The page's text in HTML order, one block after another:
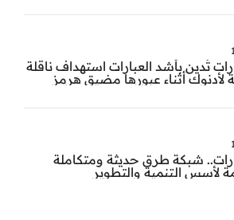
تُدين بأشد العبارات استهداف ناقلة
لأدنوك أثناء عبورها مضيق هرمز
شبكة طرق حديثة ومتكاملة
لأسس التنمية والتطوير